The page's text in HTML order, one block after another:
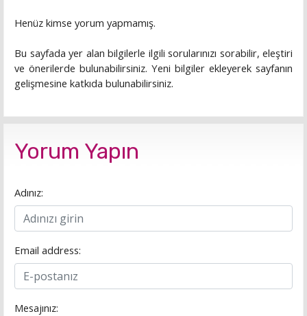
Henüz kimse yorum yapmamış.
Bu sayfada yer alan bilgilerle ilgili sorularınızı sorabilir, eleştiri
ve önerilerde bulunabilirsiniz. Yeni bilgiler ekleyerek sayfanın
gelişmesine katkıda bulunabilirsiniz.
Yorum Yapın
Adınız:
Email address:
Mesajınız: